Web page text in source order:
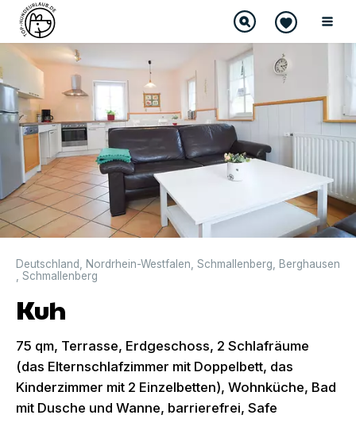
DIREKT BUCHBAR
Deutschland Nordrhein-Westfalen Schmallenberg
Berghausen
Schmallenberg
Kuh
75 qm, Terrasse, Erdgeschoss, 2 Schlafräume
(das Elternschlafzimmer mit Doppelbett, das
Kinderzimmer mit 2 Einzelbetten), Wohnküche, Bad
mit Dusche und Wanne, barrierefrei, Safe